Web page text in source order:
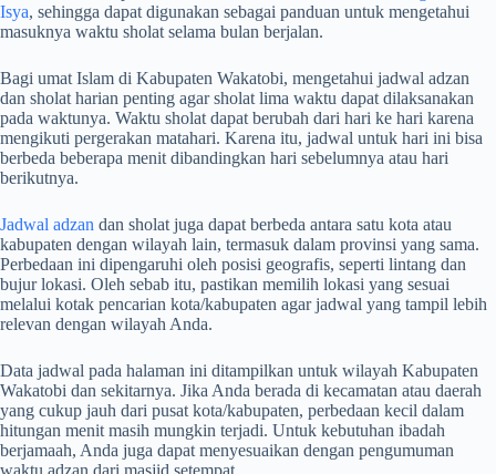
Isya, sehingga dapat digunakan sebagai panduan untuk mengetahui
masuknya waktu sholat selama bulan berjalan.
Bagi umat Islam di Kabupaten Wakatobi, mengetahui jadwal adzan
dan sholat harian penting agar sholat lima waktu dapat dilaksanakan
pada waktunya. Waktu sholat dapat berubah dari hari ke hari karena
mengikuti pergerakan matahari. Karena itu, jadwal untuk hari ini bisa
berbeda beberapa menit dibandingkan hari sebelumnya atau hari
berikutnya.
Jadwal adzan dan sholat juga dapat berbeda antara satu kota atau
kabupaten dengan wilayah lain, termasuk dalam provinsi yang sama.
Perbedaan ini dipengaruhi oleh posisi geografis, seperti lintang dan
bujur lokasi. Oleh sebab itu, pastikan memilih lokasi yang sesuai
melalui kotak pencarian kota/kabupaten agar jadwal yang tampil lebih
relevan dengan wilayah Anda.
Data jadwal pada halaman ini ditampilkan untuk wilayah Kabupaten
Wakatobi dan sekitarnya. Jika Anda berada di kecamatan atau daerah
yang cukup jauh dari pusat kota/kabupaten, perbedaan kecil dalam
hitungan menit masih mungkin terjadi. Untuk kebutuhan ibadah
berjamaah, Anda juga dapat menyesuaikan dengan pengumuman
waktu adzan dari masjid setempat.